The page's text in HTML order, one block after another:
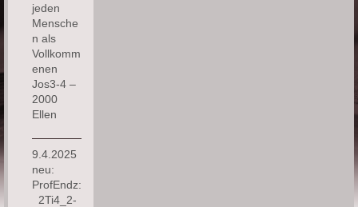
jeden
Mensche
n als
Vollkomm
enen
Jos3-4 –
2000
Ellen
9.4.2025
neu:
ProfEndz:
2Ti4_2-